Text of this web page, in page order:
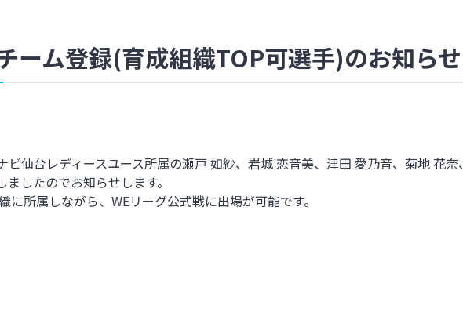
ーム登録(育成組織TOP可選手)のお知らせ
仙台レディースユース所属の瀬戸 如紗、岩城 恋音美、津田 愛乃音、菊地 花奈、
したのでお知らせします。
所属しながら、WEリーグ公式戦に出場が可能です。